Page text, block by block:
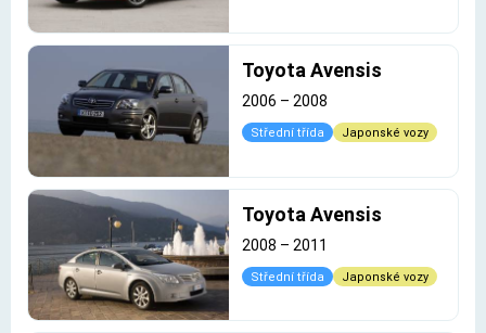
Toyota Avensis
2006 – 2008
Střední třída Japonské vozy
Toyota Avensis
2008 – 2011
Střední třída Japonské vozy